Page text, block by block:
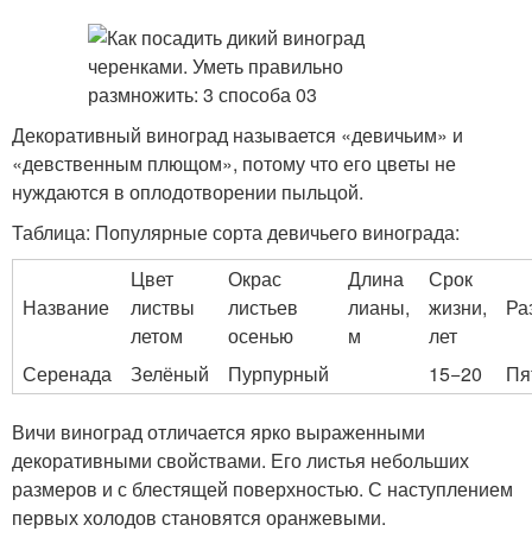
Декоративный виноград называется «девичьим» и
«девственным плющом», потому что его цветы не
нуждаются в оплодотворении пыльцой.
Таблица: Популярные сорта девичьего винограда:
Название
Цвет
листвы
летом
Окрас
листьев
осенью
Длина
лианы,
м
Срок
жизни,
лет
Серенада Зелёный Пурпурный 15−20
Вичи виноград отличается ярко выраженными
декоративными свойствами. Его листья небольших
размеров и с блестящей поверхностью. С наступлением
первых холодов становятся оранжевыми.